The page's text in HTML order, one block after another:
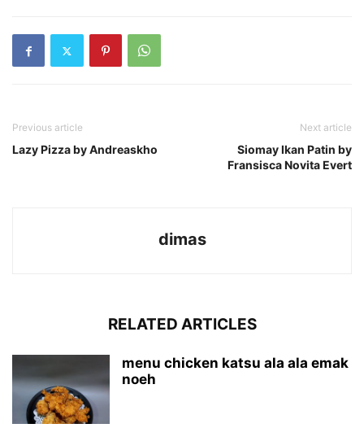
Previous article
Lazy Pizza by Andreaskho
Next article
Siomay Ikan Patin by
Fransisca Novita Evert
dimas
RELATED ARTICLES
menu chicken katsu ala ala emak
noeh